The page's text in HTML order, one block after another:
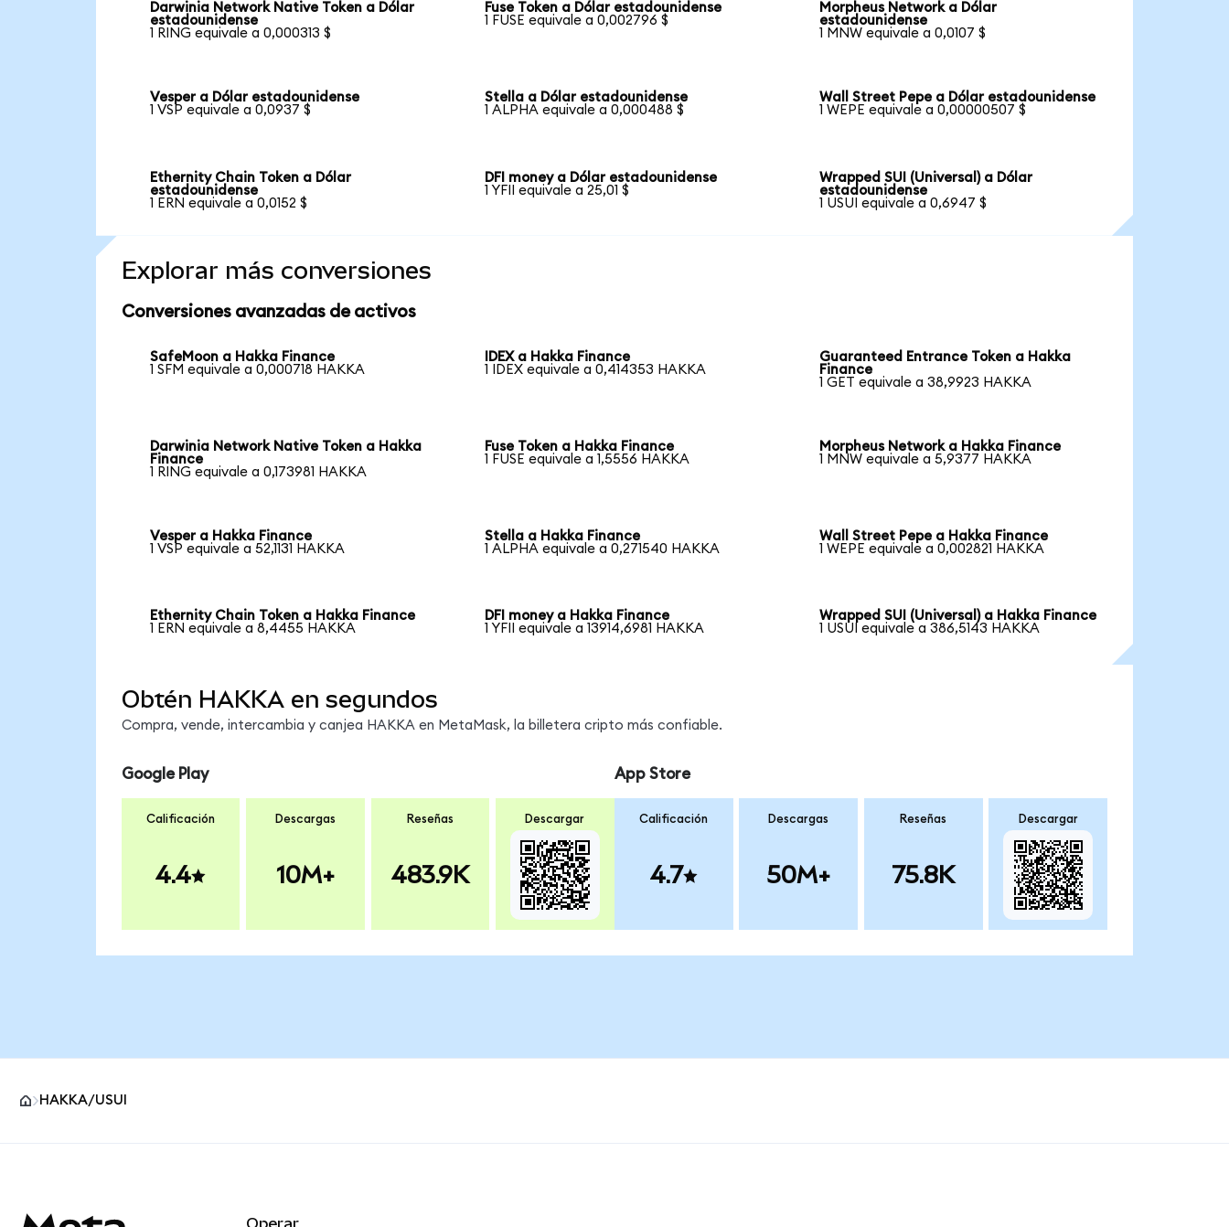
Darwinia Network Native Token a Dólar
estadounidense
1 RING equivale a 0,000313 $
Fuse Token a Dólar estadounidense
1 FUSE equivale a 0,002796 $
Morpheus Network a Dólar
estadounidense
1 MNW equivale a 0,0107 $
Vesper a Dólar estadounidense
1 VSP equivale a 0,0937 $
Stella a Dólar estadounidense
1 ALPHA equivale a 0,000488 $
Wall Street Pepe a Dólar estadounidense
1 WEPE equivale a 0,00000507 $
Ethernity Chain Token a Dólar
estadounidense
1 ERN equivale a 0,0152 $
DFI money a Dólar estadounidense
1 YFII equivale a 25,01 $
Wrapped SUI (Universal) a Dólar
estadounidense
1 USUI equivale a 0,6947 $
Explorar más conversiones
Conversiones avanzadas de activos
SafeMoon a Hakka Finance
1 SFM equivale a 0,000718 HAKKA
IDEX a Hakka Finance
1 IDEX equivale a 0,414353 HAKKA
Guaranteed Entrance Token a Hakka
Finance
1 GET equivale a 38,9923 HAKKA
Darwinia Network Native Token a Hakka
Finance
1 RING equivale a 0,173981 HAKKA
Fuse Token a Hakka Finance
1 FUSE equivale a 1,5556 HAKKA
Morpheus Network a Hakka Finance
1 MNW equivale a 5,9377 HAKKA
Vesper a Hakka Finance
1 VSP equivale a 52,1131 HAKKA
Stella a Hakka Finance
1 ALPHA equivale a 0,271540 HAKKA
Wall Street Pepe a Hakka Finance
1 WEPE equivale a 0,002821 HAKKA
Ethernity Chain Token a Hakka Finance
1 ERN equivale a 8,4455 HAKKA
DFI money a Hakka Finance
1 YFII equivale a 13914,6981 HAKKA
Wrapped SUI (Universal) a Hakka Finance
1 USUI equivale a 386,5143 HAKKA
Obtén HAKKA en segundos
Compra, vende, intercambia y canjea HAKKA en MetaMask, la billetera cripto más confiable.
Google Play
Calificación
4.4
Descargas
10M+
Reseñas
483.9K
Descargar
App Store
Calificación
4.7
Descargas
50M+
Reseñas
75.8K
Descargar
HAKKA/USUI
Operar